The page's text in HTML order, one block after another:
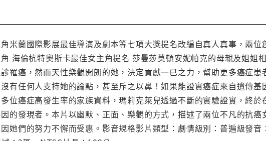
米蘭國際影展最佳導演及劇本等七項大獎提名改編自真人真事，兩
海倫杭特奧斯卡最佳女主角提名 莎曼莎莫頓安妮帕克的母親及姐姐
罹癌，然而天性樂觀開朗的她，決定貢獻一已之力，幫助更多癌症
有任何人支持她的論點，甚至斥之以鼻！如果能證實癌症來自遺傳
位癌症高發生率的家族資料，瑪莉克萊兒透過不斷的實驗證實，終
的發現者。本片以幽默、正面、樂觀的方式，描述了兩位不凡的抗
她們的努力不懈而受惠。影音規格影片類型：劇情級別：普遍級發